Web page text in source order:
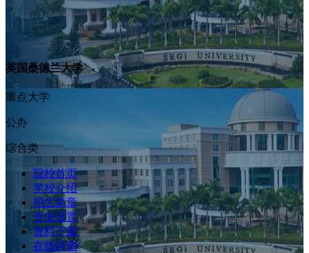
英国桑德兰大学
重点大学
公办
综合类
院校首页
学校介绍
招生简章
专业设置
资料下载
在线评测